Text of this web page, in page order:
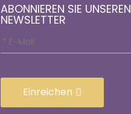
ABONNIEREN SIE UNSEREN
NEWSLETTER
Einreichen